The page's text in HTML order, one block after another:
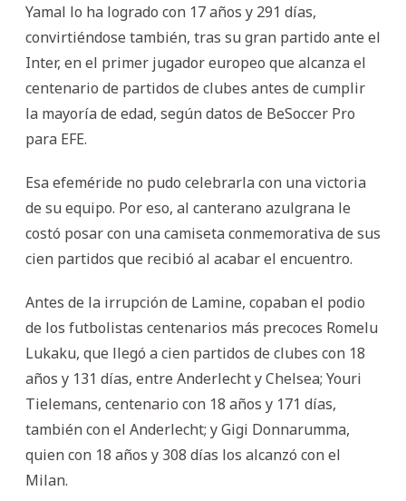
Yamal lo ha logrado con 17 años y 291 días,
convirtiéndose también, tras su gran partido ante el
Inter, en el primer jugador europeo que alcanza el
centenario de partidos de clubes antes de cumplir
la mayoría de edad, según datos de BeSoccer Pro
para EFE.
Esa efeméride no pudo celebrarla con una victoria
de su equipo. Por eso, al canterano azulgrana le
costó posar con una camiseta conmemorativa de sus
cien partidos que recibió al acabar el encuentro.
Antes de la irrupción de Lamine, copaban el podio
de los futbolistas centenarios más precoces Romelu
Lukaku, que llegó a cien partidos de clubes con 18
años y 131 días, entre Anderlecht y Chelsea; Youri
Tielemans, centenario con 18 años y 171 días,
también con el Anderlecht; y Gigi Donnarumma,
quien con 18 años y 308 días los alcanzó con el
Milan.